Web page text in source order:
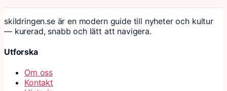
skildringen.se är en modern guide till nyheter och kultur
— kurerad, snabb och lätt att navigera.
Utforska
Om oss
Kontakt